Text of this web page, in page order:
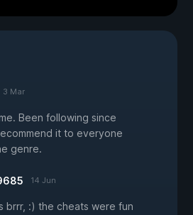
3 Mar
Been following since
it to everyone
genre.
14 Jun
brrr, :) the cheats were fun